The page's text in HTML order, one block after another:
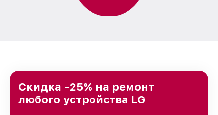
Скидка -25% на ремонт
любого устройства LG